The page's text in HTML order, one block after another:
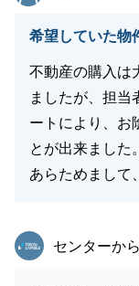
希望していた物
不動産の購入は
ましたが、担当
ートにより、お
とが出来ました。
あらためまして
東急リバブル
センターか